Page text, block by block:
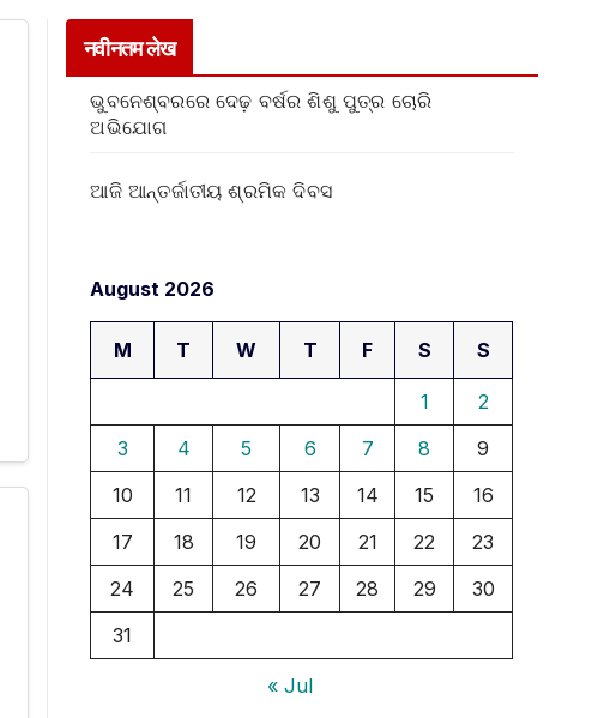
नवीनतम लेख
ଭୁବନେଶ୍ବରରେ ଦେଢ଼ ବର୍ଷର ଶିଶୁ ପୁତ୍ର ଚୋରି
ଅଭିଯୋଗ
ଆଜି ଆନ୍ତର୍ଜାତୀୟ ଶ୍ରମିକ ଦିବସ
August 2026
M T W T F S S
1
2
3
4 5 6 7 8
9
10
11 12 13 14 15
16
17
18 19 20 21 22
23
24
25 26 27 28 29
30
31
« Jul